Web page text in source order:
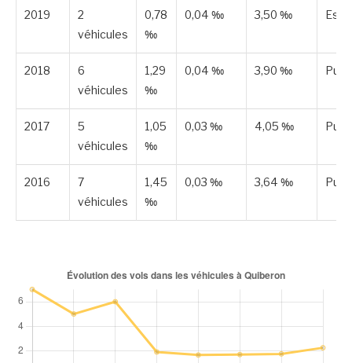
2019
2
véhicules
0,78
‰
0,04 ‰ 3,50 ‰
2018
6
véhicules
1,29
‰
0,04 ‰ 3,90 ‰
2017
5
véhicules
1,05
‰
0,03 ‰ 4,05 ‰
2016
7
véhicules
1,45
‰
0,03 ‰ 3,64 ‰